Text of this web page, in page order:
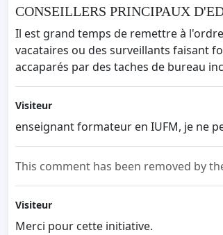
CONSEILLERS PRINCIPAUX
Il est grand temps de remettre à
vacataires ou des surveillants faisant
accaparés par des taches de bureau
Visiteur
enseignant formateur en IUFM, je ne
This comment has been removed by
Visiteur
Merci pour cette initiative.